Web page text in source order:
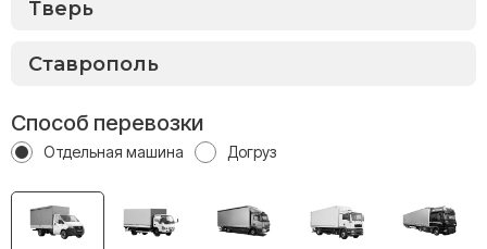
Способ перевозки
Отдельная машина Догруз